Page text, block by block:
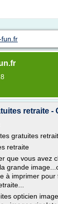
fun.fr
retraite -
gratuites
retraite
que vous avez
grande
à imprimer pour
opticien